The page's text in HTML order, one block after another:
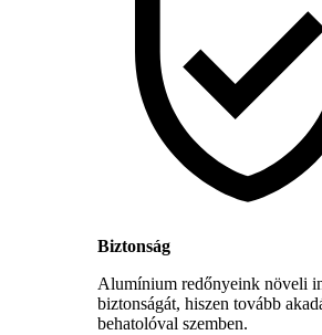
Biztonság
Alumínium redőnyeink növeli
biztonságát, hiszen tovább
behatolóval szemben.